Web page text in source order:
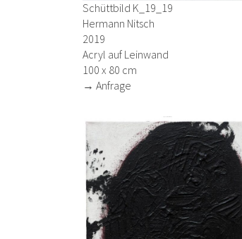
Schüttbild K_19_19
Hermann Nitsch
2019
Acryl auf Leinwand
100 x 80 cm
→ Anfrage